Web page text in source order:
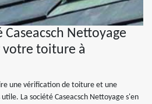
Nettoyage
toiture à
une vérification de toiture et une
La société Caseacsch Nettoyage s'en